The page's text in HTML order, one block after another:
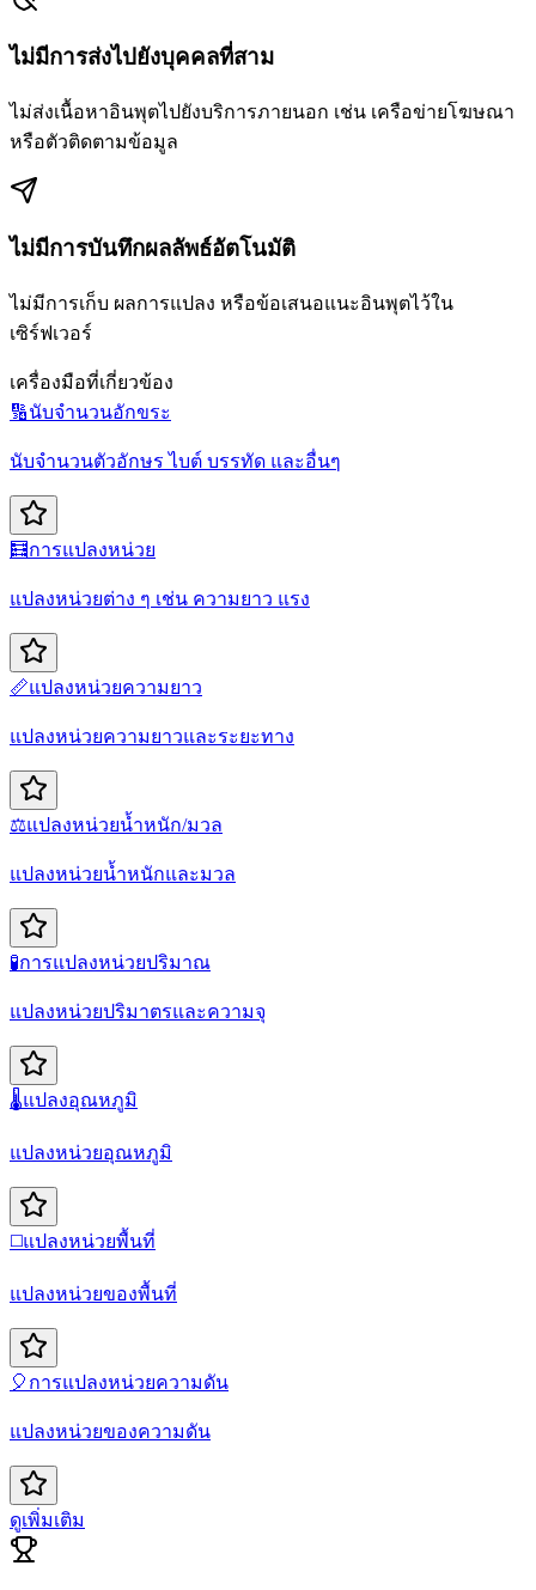
ไม่มีการส่งไปยังบุคคลที่สาม
ไม่ส่งเนื้อหาอินพุตไปยังบริการภายนอก เช่น เครือข่ายโฆษณา
หรือตัวติดตามข้อมูล
ไม่มีการบันทึกผลลัพธ์อัตโนมัติ
ไม่มีการเก็บ ผลการแปลง หรือข้อเสนอแนะอินพุตไว้ใน
เซิร์ฟเวอร์
เครื่องมือที่เกี่ยวข้อง
🔢นับจำนวนอักขระ
นับจำนวนตัวอักษร ไบต์ บรรทัด และอื่นๆ
🧮การแปลงหน่วย
แปลงหน่วยต่าง ๆ เช่น ความยาว แรง
📏แปลงหน่วยความยาว
แปลงหน่วยความยาวและระยะทาง
⚖️แปลงหน่วยน้ำหนัก/มวล
แปลงหน่วยน้ำหนักและมวล
🧪การแปลงหน่วยปริมาณ
แปลงหน่วยปริมาตรและความจุ
🌡️แปลงอุณหภูมิ
แปลงหน่วยอุณหภูมิ
◻️แปลงหน่วยพื้นที่
แปลงหน่วยของพื้นที่
🎈 การแปลงหน่วยความดัน
แปลงหน่วยของความดัน
ดูเพิ่มเติม